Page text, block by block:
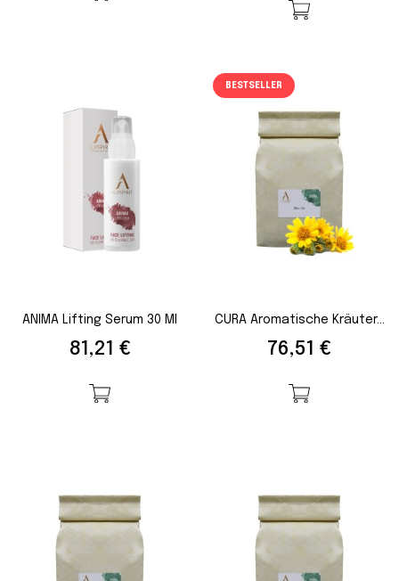
ANIMA Lifting Serum 30 Ml
Preis
81,21 €
BESTSELLER
CURA Aromatische Kräuter...
Preis
76,51 €